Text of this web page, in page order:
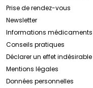
Prise de rendez-vous
Newsletter
Informations médicaments
Conseils pratiques
Déclarer un effet indésirable
Mentions légales
Données personnelles